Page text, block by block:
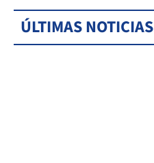
ÚLTIMAS NOTICIAS